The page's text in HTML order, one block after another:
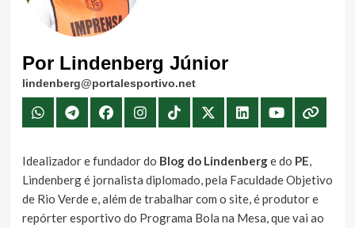
Por Lindenberg Júnior
lindenberg@portalesportivo.net
Idealizador e fundador do Blog do Lindenberge do PE,
Lindenberg é jornalista diplomado, pela Faculdade Objetivo
de Rio Verde e, além de trabalhar com o site, é produtor e
repórter esportivo do Programa Bola na Mesa, que vai ao